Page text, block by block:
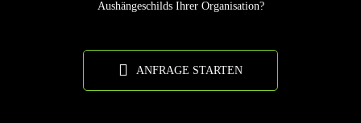
Aushängeschilds Ihrer Organisation?
ANFRAGE STARTEN